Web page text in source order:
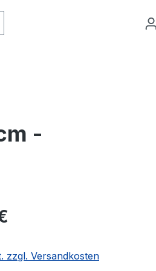
-
zzgl. Versandkosten